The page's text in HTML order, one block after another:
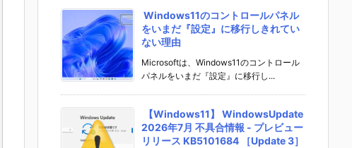
Windows11のコントロールパネル
をいまだ『設定』に移行しきれてい
ない理由
Microsoftは、Windows11のコントロール
パネルをいまだ『設定』に移行し...
【Windows11】 WindowsUpdate
2026年7月 不具合情報 - プレビュー
リリース KB5101684 ［Update 3］